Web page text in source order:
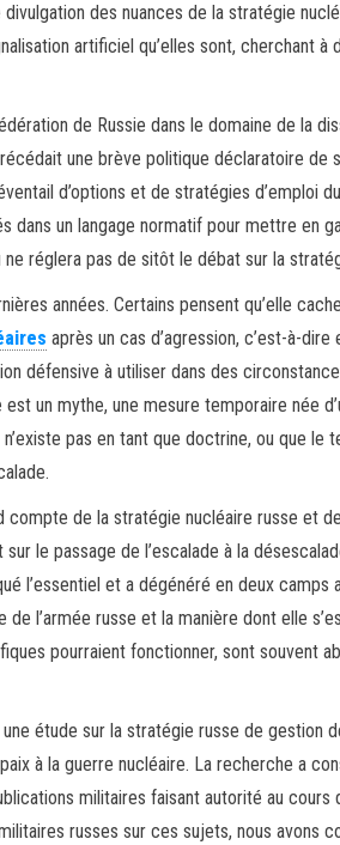
des nuances de la stratégie
artificiel qu’elles sont, cherchant à
de Russie dans le domaine de la
une brève politique déclaratoire de
d’options et de stratégies d’emploi
dans un langage normatif pour mettre en
réglera pas de sitôt le débat sur la
années. Certains pensent qu’elle
après un cas d’agression, c’est-à-
défensive à utiliser dans des
un mythe, une mesure temporaire née
pas en tant que doctrine, ou que le
de la stratégie nucléaire russe et
le passage de l’escalade à la
l’essentiel et a dégénéré en deux camps
l’armée russe et la manière dont elle
pourraient fonctionner, sont souvent
étude sur la stratégie russe de gestion
à la guerre nucléaire. La recherche a
militaires faisant autorité au cours
russes sur ces sujets, nous avons